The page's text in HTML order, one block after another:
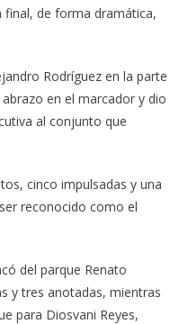
final, de forma dramática,
Rodríguez en la parte
en el marcador y dio
al conjunto que
cinco impulsadas y una
reconocido como el
del parque Renato
y tres anotadas, mientras
para Diosvani Reyes,